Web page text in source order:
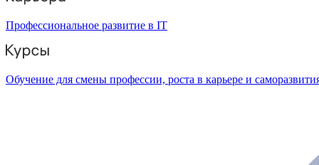
Профессиональное развитие в IT
Обучение для смены профессии, роста в карьере и